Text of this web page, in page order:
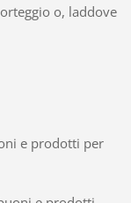
o, laddove
e prodotti per